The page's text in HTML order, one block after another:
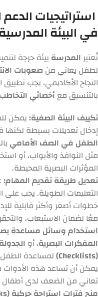
استراتيجيات
في البيئة
تُعتبر المدرسة بيئة حرجة
لطفل يعاني منصعوبات
النجاح الأكاديمي، يجب
بالتنسيق مع أخصائي التخاطب
تكييف البيئة الصفية:يمكن
إدخال تعديلات بسيطة لكنها
الطفل في الصف الأمامي
مثل النوافذ والأبواب، أو
المؤثرات البصرية المحيطة.
تعديل طريقة تقديم المهام:
التعليمات الطويلة. يجب على
خطوات أصغر وأكثر قابلية
معًا لضمان الاستيعاب،
استخدام وسائل مساعدة
المفكرات البصرية، أو
(Checklists)
لمساعدة
يمكن أن تساعد هذه
تعاني من الضعف لدى أطفال
منح فترات استراحة حركية (Brain Breaks):